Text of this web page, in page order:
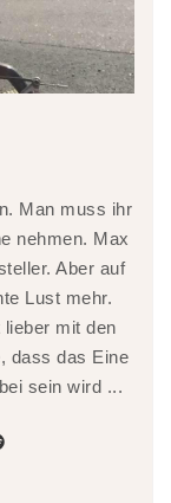
Man muss ihr
nehmen. Max
Aber auf
Lust mehr.
mit den
dass das Eine
sein wird ...